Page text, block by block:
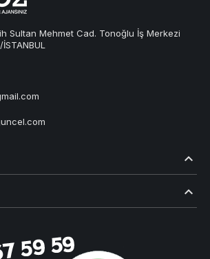
Sultan Mehmet Cad. Tonoğlu İş Merkezi